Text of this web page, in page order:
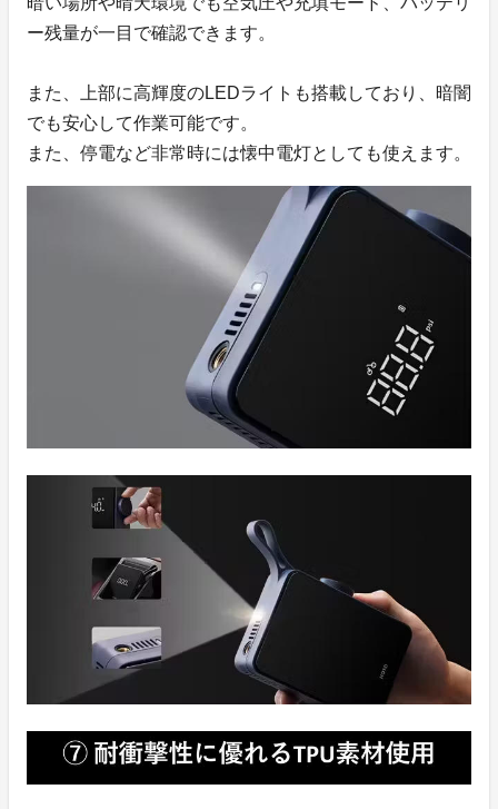
ー残量が一目で確認できます。
また、上部に高輝度のLEDライトも搭載しており、暗闇
でも安心して作業可能です。
また、停電など非常時には懐中電灯としても使えます。